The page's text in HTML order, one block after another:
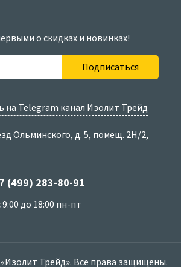
о скидках и новинках!
Подписаться
на Telegram канал Изолит Трейд
Ольминского, д. 5, помещ. 2Н/2,
(499) 283-80-91
9:00 до 18:00 пн-пт
Трейд». Все права защищены.